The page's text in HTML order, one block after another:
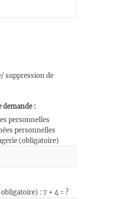
suppression de
demande :
personnelles
personnelles
(obligatoire)
: 7 + 4 = ?